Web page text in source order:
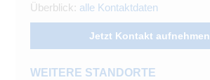
Überblick: alle Kontaktdaten
Jetzt Kontakt aufnehmen
WEITERE STANDORTE